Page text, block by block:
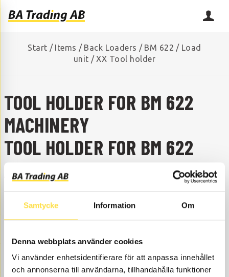
Samtycke Information Om
Denna webbplats använder cookies
Vi använder enhetsidentifierare för att anpassa innehållet
och annonserna till användarna, tillhandahålla funktioner
Start / Items / Back Loaders / BM 622 / Load
unit / XX Tool holder
TOOL HOLDER FOR BM 622
MACHINERY
TOOL HOLDER FOR BM 622
ARE YOU MISSING A SPARE PART?
+46 (0) 152-32500
info@batrading.se
loaders are available as new or used parts and carefully
refurbished machinery parts both original and non-
original. We have machinery like tool holder for all